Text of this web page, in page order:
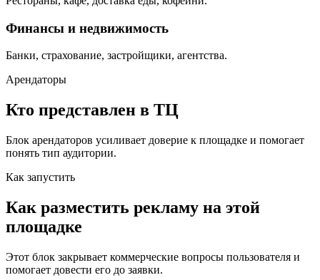
Финансы и недвижимость
Банки, страхование, застройщики, агентства.
Арендаторы
Кто представлен в ТЦ
Блок арендаторов усиливает доверие к площадке и помогает
понять тип аудитории.
Как запустить
Как разместить рекламу на этой
площадке
Этот блок закрывает коммерческие вопросы пользователя и
помогает довести его до заявки.